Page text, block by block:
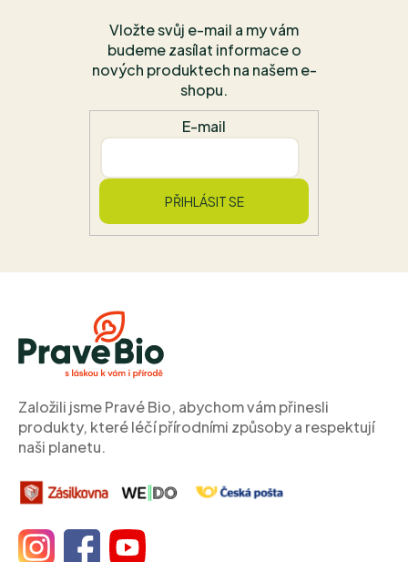
Vložte svůj e-mail a my vám
budeme zasílat informace o
nových produktech na našem e-
shopu.
E-mail
PŘIHLÁSIT SE
Založili jsme Pravé Bio, abychom vám přinesli
produkty, které léčí přírodními způsoby a respektují
naši planetu.